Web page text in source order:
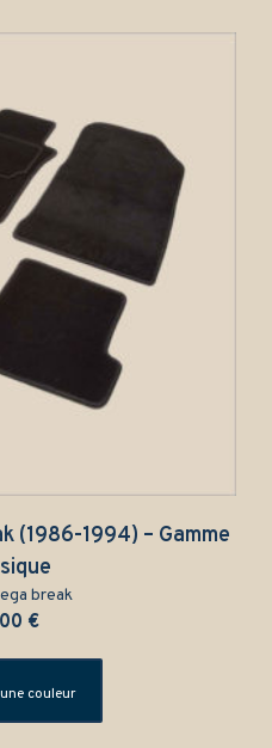
(1986-1994) – Gamme
break
€
couleur